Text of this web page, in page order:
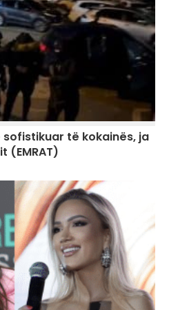
të kokainës, ja
(EMRAT)